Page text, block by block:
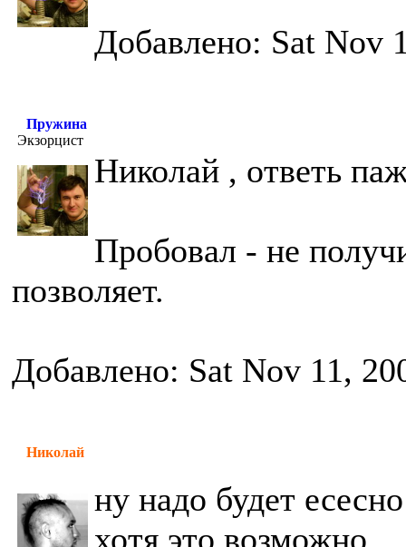
Добавлено: Sat Nov
Пружина
Экзорцист
Николай , ответь
Пробовал - не
позволяет.
Добавлено: Sat Nov 11,
Николай
ну надо будет
хотя это возможно